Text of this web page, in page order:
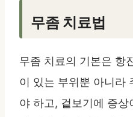
무좀 치료법
무좀 치료의 기본은 항
이 있는 부위뿐 아니라
야 하고, 겉보기에 증